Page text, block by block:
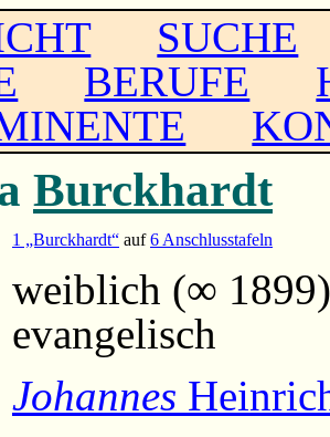
SUCHE
BERUFE
Burckhardt
1 „Burckhardt“ auf6 Anschlusstafeln
weiblich (∞ 1899)
evangelisch
Johannes